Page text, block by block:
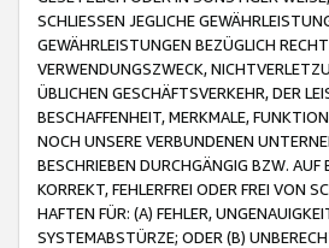
SCHLIESSEN JEGLICHE
GEWÄHRLEISTUNGEN BEZÜGLICH
VERWENDUNGSZWECK,
ÜBLICHEN GESCHÄFTSVERKEHR, DER
BESCHAFFENHEIT, MERKMALE,
NOCH UNSERE VERBUNDENEN
BESCHRIEBEN DURCHGÄNGIG BZW.
KORREKT, FEHLERFREI ODER FREI VON
HAFTEN FÜR: (A) FEHLER,
SYSTEMABSTÜRZE; ODER (B)